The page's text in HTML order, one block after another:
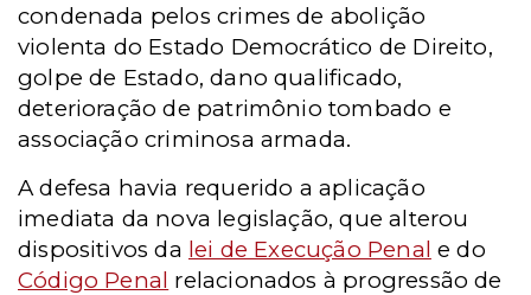
condenada pelos crimes de abolição
violenta do Estado Democrático de Direito,
golpe de Estado, dano qualificado,
deterioração de patrimônio tombado e
associação criminosa armada.
A defesa havia requerido a aplicação
imediata da nova legislação, que alterou
dispositivos da lei de Execução Penal e do
Código Penal relacionados à progressão de